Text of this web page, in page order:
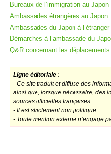
Bureaux de l’immigration au Japon
Ambassades étrangères au Japon
Ambassades du Japon à l’étranger
Démarches à l’ambassade du
Q&R concernant les
Ligne éditoriale :
- Ce site traduit et diffuse des
ainsi que, lorsque nécessaire, des
sources officielles françaises.
- Il est strictement non politique.
- Toute mention externe n’engage